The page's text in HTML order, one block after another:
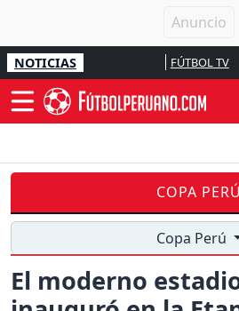
NOTICIAS FÚTBOL TV
COPA PERÚ
Copa Perú
El moderno